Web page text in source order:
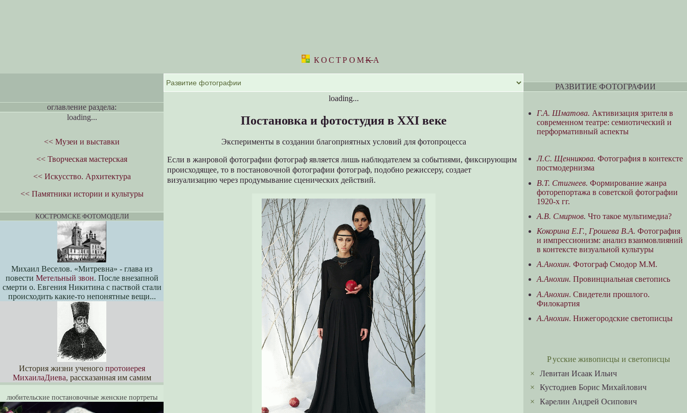
КОСТРОМKА
loading...
Постановка и фотостудия в XXI веке
Эксперименты в создании благоприятных условий для фотопроцесса
Если в жанровой фотографии фотограф является лишь наблюдателем за событиями, фиксирующим
происходящее, то в постановочной фотографии фотограф, подобно режиссеру, создает
визуализацию через продумывание сценических действий.
оглавление раздела:
loading...
<< Музеи и выставки
<< Творческая мастерская
<< Искусство. Архитектура
<< Памятники истории и культуры
КОСТРОМСКЕ ФОТОМОДЕЛИ
Михаил Веселов. «Митревна» - глава из
повести Метельный звон. После внезапной
смерти о. Евгения Никитина с паствой стали
происходить какие-то непонятные вещи...
История жизни ученого протоиерея
МихаилаДиева, рассказанная им самим
любительские постановочные женские портреты
РАЗВИТИЕ ФОТОГРАФИИ
Г.А. Шматова. Активизация зрителя в
современном театре: семиотический и
перформативный аспекты
Л.С. Щенникова. Фотография в контексте
постмодернизма
В.Т. Стигнеев. Формирование жанра
фоторепортажа в советской фотографии
1920-х гг.
А.В. Смирнов. Что такое мультимедиа?
Кокорина Е.Г., Грошева В.А. Фотография
и импрессионизм: анализ взаимовлияний
в контексте визуальной культуры
А.Анохин. Фотограф Смодор М.М.
А.Анохин. Провинциальная светопись
А.Анохин. Свидетели прошлого.
Филокартия
А.Анохин. Нижегородские светописцы
Русские живописцы и светописцы
×Левитан Исаак Ильич
×Кустодиев Борис Михайлович
×Карелин Андрей Осипович